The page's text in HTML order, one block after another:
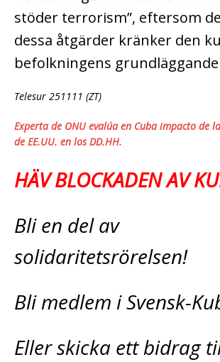
stöder terrorism”, eftersom
dessa åtgärder kränker den
befolkningens
Telesur 251111 (ZT)
Experta de ONU evalúa en Cuba impacto de
de EE.UU. en los DD.HH.
HÄV BLOCKADEN AV
Bli en del av
solidaritetsrörelsen!
Bli medlem i Svensk-
Eller skicka ett bidrag